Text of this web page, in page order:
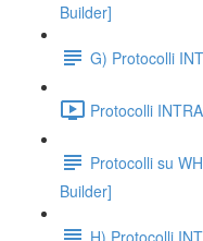
Builder]
G) Protocolli
Protocolli
Protocolli su
Builder]
H) Protocolli